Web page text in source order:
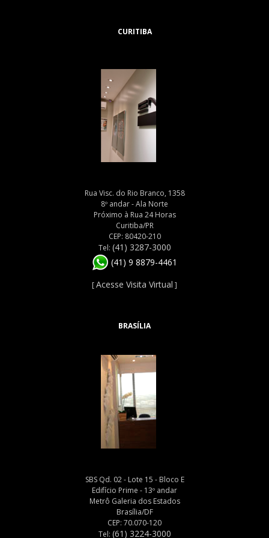
CURITIBA
Rua Visc. do Rio Branco, 1358
8º andar - Ala Norte
Próximo à Rua 24 Horas
Curitiba/PR
CEP: 80420-210
Tel: (41) 3287-3000
(41) 9 8879-4461
[Acesse Visita Virtual ]
BRASÍLIA
SBS Qd. 02 - Lote 15 - Bloco E
Edifício Prime - 13º andar
Metrô Galeria dos Estados
Brasília/DF
CEP: 70.070-120
Tel: (61) 3224-3000